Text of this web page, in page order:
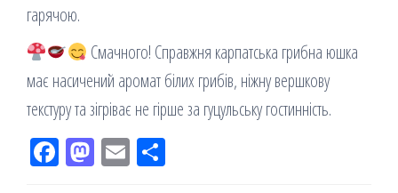
гарячою.
Смачного! Справжня карпатська грибна юшка
має насичений аромат білих грибів, ніжну вершкову
текстуру та зігріває не гірше за гуцульську гостинність.
Fac M Em